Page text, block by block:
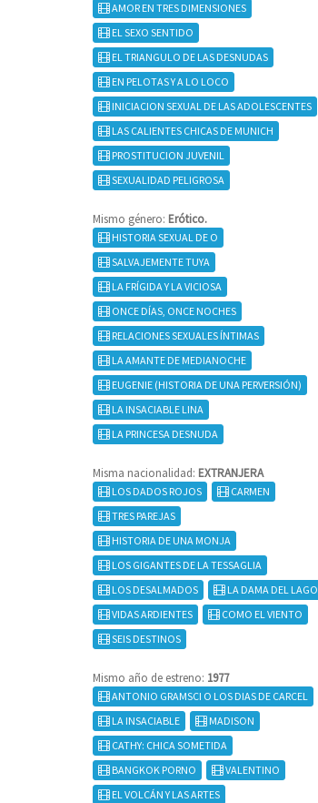
AMOR EN TRES DIMENSIONES
EL SEXO SENTIDO
EL TRIANGULO DE LAS DESNUDAS
EN PELOTAS Y A LO LOCO
INICIACION SEXUAL DE LAS ADOLESCENTES
LAS CALIENTES CHICAS DE MUNICH
PROSTITUCION JUVENIL
SEXUALIDAD PELIGROSA
Mismo género: Erótico.
HISTORIA SEXUAL DE O
SALVAJEMENTE TUYA
LA FRÍGIDA Y LA VICIOSA
ONCE DÍAS, ONCE NOCHES
RELACIONES SEXUALES ÍNTIMAS
LA AMANTE DE MEDIANOCHE
EUGENIE (HISTORIA DE UNA PERVERSIÓN)
LA INSACIABLE LINA
LA PRINCESA DESNUDA
Misma nacionalidad: EXTRANJERA
LOS DADOS ROJOS
CARMEN
TRES PAREJAS
HISTORIA DE UNA MONJA
LOS GIGANTES DE LA TESSAGLIA
LOS DESALMADOS
LA DAMA DEL LAGO
VIDAS ARDIENTES
COMO EL VIENTO
SEIS DESTINOS
Mismo año de estreno: 1977
ANTONIO GRAMSCI O LOS DIAS DE CARCEL
LA INSACIABLE
MADISON
CATHY: CHICA SOMETIDA
BANGKOK PORNO
VALENTINO
EL VOLCÁN Y LAS ARTES